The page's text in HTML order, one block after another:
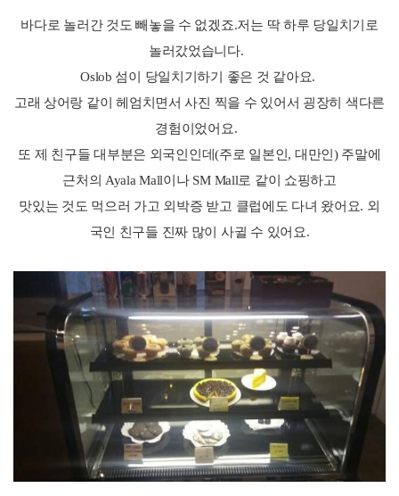
바다로 놀러간 것도 빼놓을 수 없겠죠.저는 딱 하루 당일치기로
놀러갔었습니다.
Oslob 섬이 당일치기하기 좋은 것 같아요.
고래 상어랑 같이 헤엄치면서 사진 찍을 수 있어서 굉장히 색다른
경험이었어요.
또 제 친구들 대부분은 외국인인데(주로 일본인, 대만인) 주말에
근처의 Ayala Mall이나 SM Mall로 같이 쇼핑하고
맛있는 것도 먹으러 가고 외박증 받고 클럽에도 다녀 왔어요. 외
국인 친구들 진짜 많이 사귈 수 있어요.